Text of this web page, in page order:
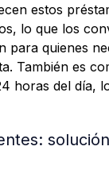
estos
lo que los
para quienes
También es
horas del día,